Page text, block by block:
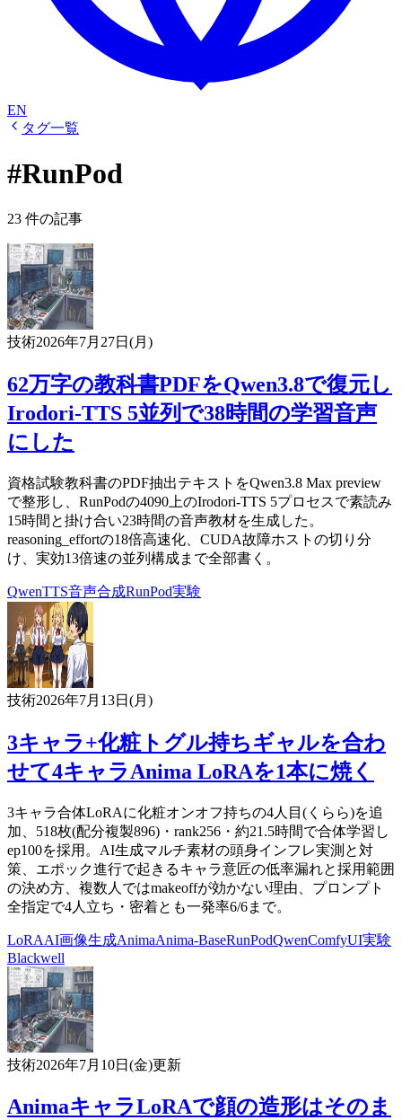
EN
タグ一覧
#RunPod
23 件の記事
技術2026年7月27日(月)
62万字の教科書PDFをQwen3.8で復元し
Irodori-TTS 5並列で38時間の学習音声
にした
資格試験教科書のPDF抽出テキストをQwen3.8 Max preview
で整形し、RunPodの4090上のIrodori-TTS 5プロセスで素読み
15時間と掛け合い23時間の音声教材を生成した。
reasoning_effortの18倍高速化、CUDA故障ホストの切り分
け、実効13倍速の並列構成まで全部書く。
QwenTTS音声合成RunPod実験
技術2026年7月13日(月)
3キャラ+化粧トグル持ちギャルを合わ
せて4キャラAnima LoRAを1本に焼く
3キャラ合体LoRAに化粧オンオフ持ちの4人目(くらら)を追
加、518枚(配分複製896)・rank256・約21.5時間で合体学習し
ep100を採用。AI生成マルチ素材の頭身インフレ実測と対
策、エポック進行で起きるキャラ意匠の低率漏れと採用範囲
の決め方、複数人ではmakeoffが効かない理由、プロンプト
全指定で4人立ち・密着とも一発率6/6まで。
LoRAAI画像生成AnimaAnima-BaseRunPodQwenComfyUI実験
Blackwell
技術2026年7月10日(金)更新
AnimaキャラLoRAで顔の造形はそのま